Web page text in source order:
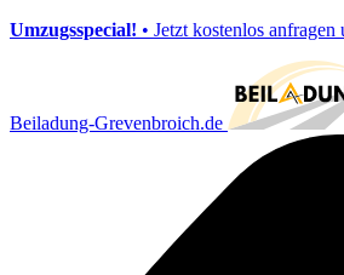
Umzugsspecial! • Jetzt kostenlos
Beiladung-Grevenbroich.de